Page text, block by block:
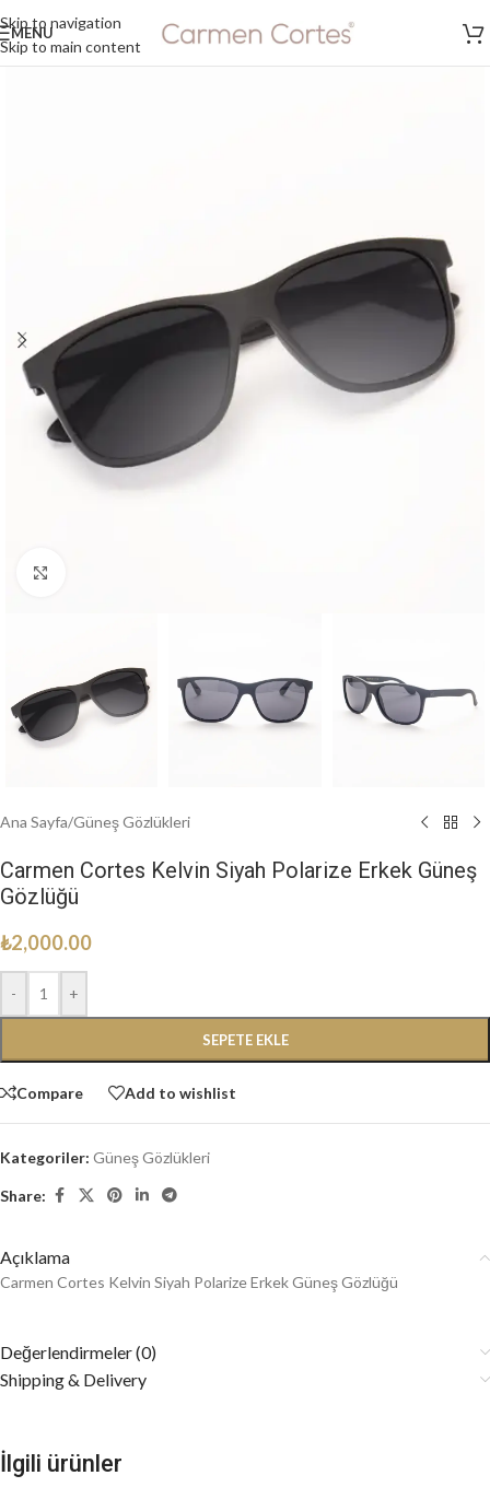
Skip to navigation
Skip to main content
MENU
Ana Sayfa/Güneş Gözlükleri
Carmen Cortes Kelvin Siyah Polarize Erkek Güneş
Gözlüğü
₺2,000.00
- +
SEPETE EKLE
Compare Add to wishlist
Kategoriler: Güneş Gözlükleri
Share:
Açıklama
Carmen Cortes Kelvin Siyah Polarize Erkek Güneş Gözlüğü
Değerlendirmeler (0)
Shipping & Delivery
İlgili ürünler